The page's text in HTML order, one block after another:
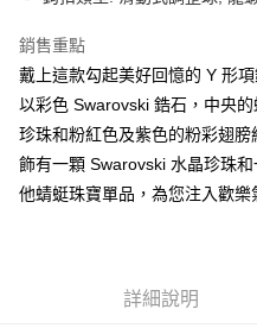
2.付款方式選擇「大哥付你分期」
成交易。
3.實際核准額度、可分期數及費用
4.訂單成立30分鐘內，如未前往確
消。如遇「轉專審核」未通過狀況
法說明評估內容。
【繳款方式說明】
相關說明
【關於「AFTEE先享後付」】
便利好安心！
１．簡單：不需註冊會員、不需綁
２．便利：只要手機號碼，簡訊認證
３．安心：先確認商品／服務後，再
３．收到繳費通知簡訊後14天內，
ATM付款
運送方式
付款後全家取貨
每筆NT$70，滿NT$899(含以上)
銷售重點
戴上這款勾起美好回憶的 Y 形
以彩色 Swarovski 鋯石，中央
珍珠和粉紅色及紫色的粉彩翅
飾有一顆 Swarovski 水晶珍珠
他蜻蜓珠寶單品，為您注入歡樂
詳細說明